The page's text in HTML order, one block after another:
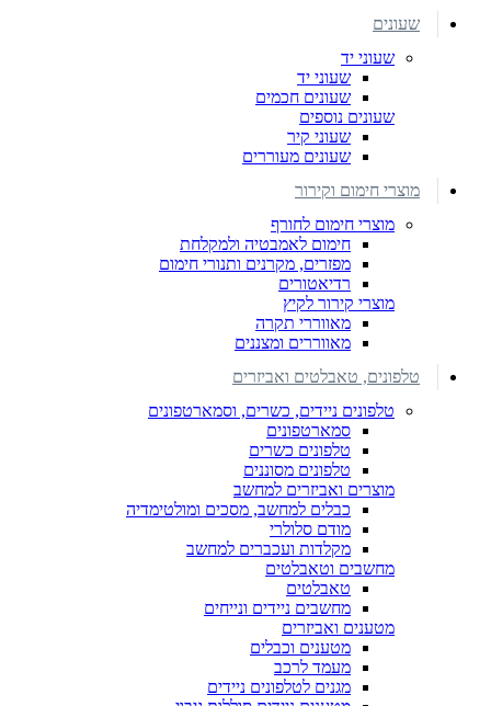
שעונים
שעוני יד
שעוני יד
שעונים חכמים
שעונים נוספים
שעוני קיר
שעונים מעוררים
מוצרי חימום וקירור
מוצרי חימום לחורף
חימום לאמבטיה ולמקלחת
מפזרים, מקרנים ותנורי חימום
רדיאטורים
מוצרי קירור לקיץ
מאווררי תקרה
מאווררים ומצננים
טלפונים, טאבלטים ואביזרים
טלפונים ניידים, כשרים, וסמארטפונים
סמארטפונים
טלפונים כשרים
טלפונים מסוננים
מוצרים ואביזרים למחשב
כבלים למחשב, מסכים ומולטימדיה
מודם סלולרי
מקלדות ועכברים למחשב
מחשבים וטאבלטים
טאבלטים
מחשבים ניידים ונייחים
מטענים ואביזרים
מטענים וכבלים
מעמד לרכב
מגנים לטלפונים ניידים